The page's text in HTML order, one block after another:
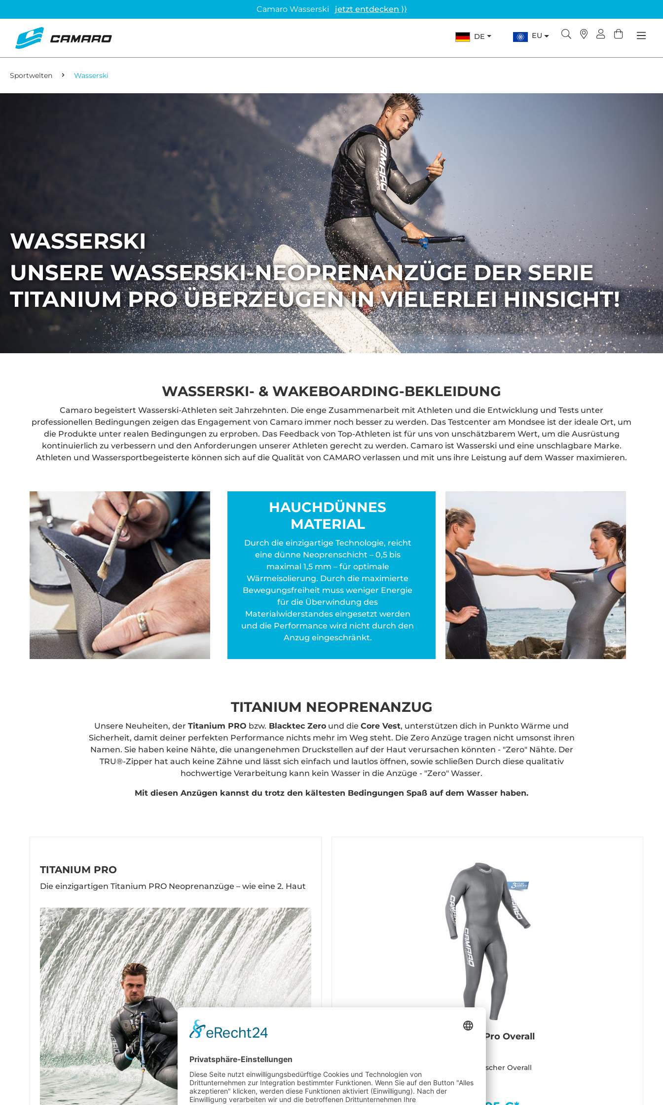
Camaro Wasserski jetzt entdecken ⟩⟩
DE EU
Sportwelten Wasserski
WASSERSKI
UNSERE WASSERSKI-NEOPRENANZÜGE DER SERIE
TITANIUM PRO ÜBERZEUGEN IN VIELERLEI HINSICHT!
WASSERSKI- & WAKEBOARDING-BEKLEIDUNG
Camaro begeistert Wasserski-Athleten seit Jahrzehnten. Die enge Zusammenarbeit mit Athleten und die Entwicklung und Tests unter
professionellen Bedingungen zeigen das Engagement von Camaro immer noch besser zu werden. Das Testcenter am Mondsee ist der ideale Ort, um
die Produkte unter realen Bedingungen zu erproben. Das Feedback von Top-Athleten ist für uns von unschätzbarem Wert, um die Ausrüstung
kontinuierlich zu verbessern und den Anforderungen unserer Athleten gerecht zu werden. Camaro ist Wasserski und eine unschlagbare Marke.
Athleten und Wassersportbegeisterte können sich auf die Qualität von CAMARO verlassen und mit uns ihre Leistung auf dem Wasser maximieren.
HAUCHDÜNNES
MATERIAL
Durch die einzigartige Technologie, reicht
eine dünne Neoprenschicht – 0,5 bis
maximal 1,5 mm – für optimale
Wärmeisolierung. Durch die maximierte
Bewegungsfreiheit muss weniger Energie
für die Überwindung des
Materialwiderstandes eingesetzt werden
und die Performance wird nicht durch den
Anzug eingeschränkt.
TITANIUM NEOPRENANZUG
Unsere Neuheiten, der Titanium PRO bzw. Blacktec Zero und die Core Vest, unterstützen dich in Punkto Wärme und
Sicherheit, damit deiner perfekten Performance nichts mehr im Weg steht. Die Zero Anzüge tragen nicht umsonst ihren
Namen. Sie haben keine Nähte, die unangenehmen Druckstellen auf der Haut verursachen könnten - "Zero" Nähte. Der
TRU®-Zipper hat auch keine Zähne und lässt sich einfach und lautlos öffnen, sowie schließen Durch diese qualitativ
hochwertige Verarbeitung kann kein Wasser in die Anzüge - "Zero" Wasser.
Mit diesen Anzügen kannst du trotz den kältesten Bedingungen Spaß auf dem Wasser haben.
TITANIUM PRO
Die einzigartigen Titanium PRO Neoprenanzüge – wie eine 2. Haut
Titanium Pro Overall
Super elastischer Overall